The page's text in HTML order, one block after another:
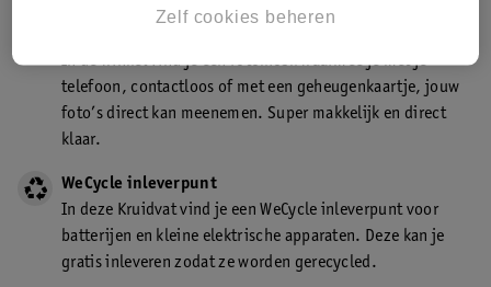
In de winkel vind je een fotokiosk waarmee je met je
telefoon, contactloos of met een geheugenkaartje, jouw
foto’s direct kan meenemen. Super makkelijk en direct
klaar.
WeCycle inleverpunt
In deze Kruidvat vind je een WeCycle inleverpunt voor
batterijen en kleine elektrische apparaten. Deze kan je
gratis inleveren zodat ze worden gerecycled.
Zelf cookies beheren